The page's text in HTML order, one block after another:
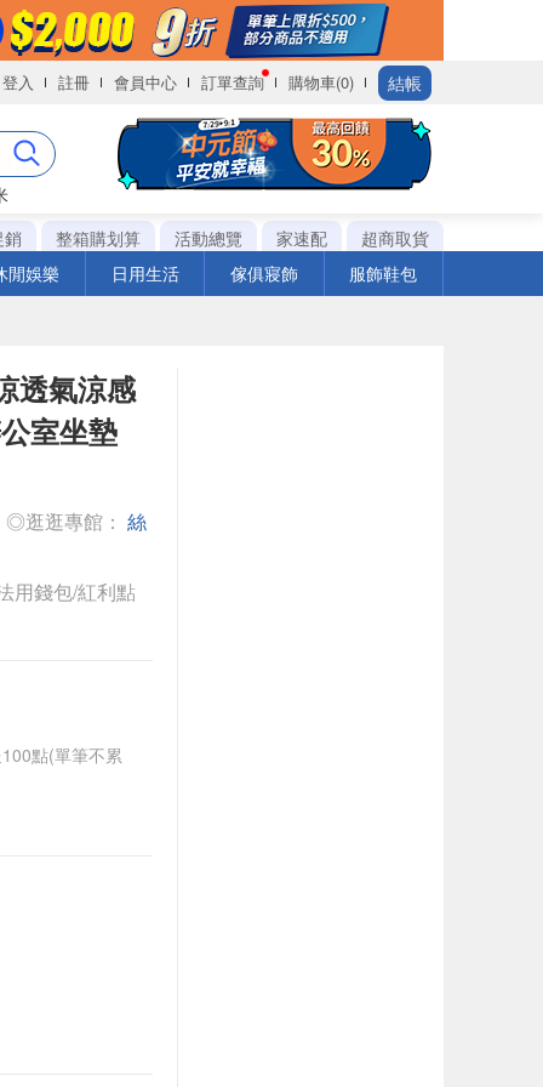
登入 註冊 會員中心 訂單查詢 購物車(0) 結帳
銷
整箱購划算 活動總覽 家速配
超商取貨
閒娛樂
日用生活 傢俱寢飾 服飾鞋包
透氣涼感
室坐墊
◎逛逛專館： 絲
用錢包/紅利點
點(單筆不累